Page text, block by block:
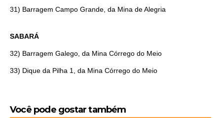
31) Barragem Campo Grande, da Mina de Alegria
SABARÁ
32) Barragem Galego, da Mina Córrego do Meio
33) Dique da Pilha 1, da Mina Córrego do Meio
Você pode gostar também